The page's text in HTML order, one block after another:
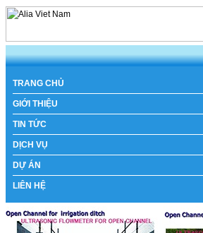
https://www.natachi.net
TRANG CHỦ
GIỚI THIỆU
TIN TỨC
DỊCH VỤ
DỰ ÁN
LIÊN HỆ